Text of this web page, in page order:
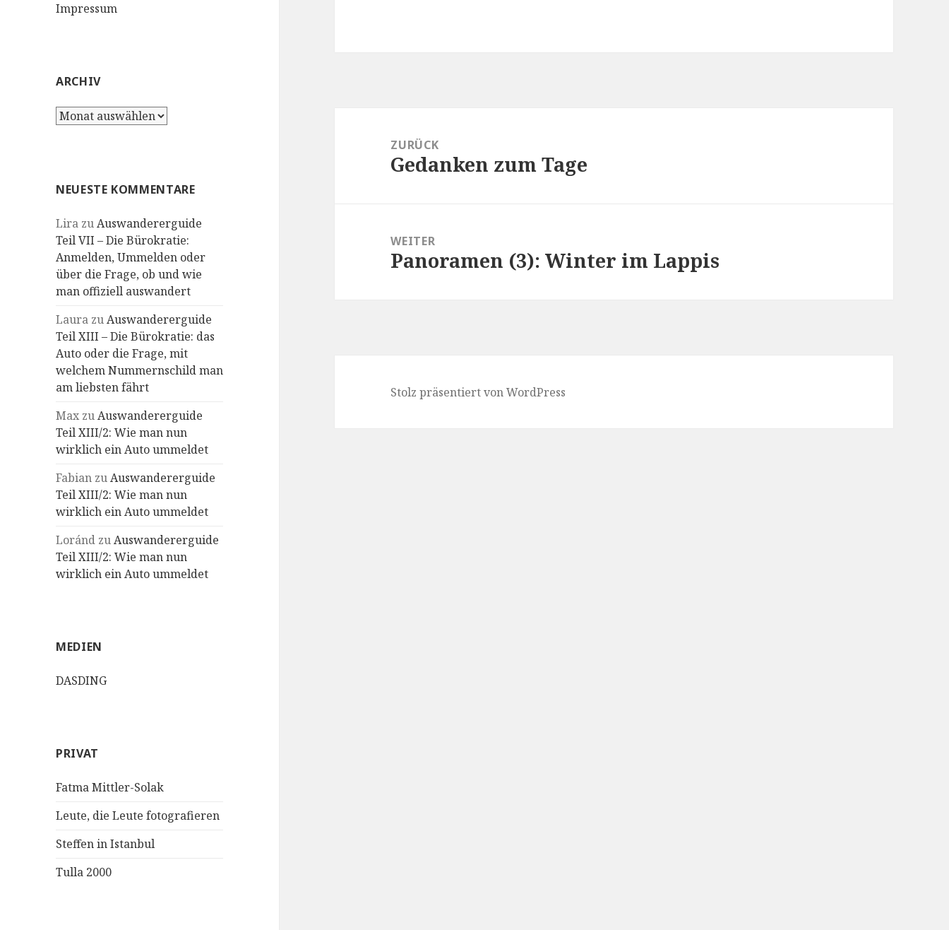
Impressum
ARCHIV
Archiv
NEUESTE KOMMENTARE
Lira zuAuswandererguide
Teil VII – Die Bürokratie:
Anmelden, Ummelden oder
über die Frage, ob und wie
man offiziell auswandert
Laura zuAuswandererguide
Teil XIII – Die Bürokratie: das
Auto oder die Frage, mit
welchem Nummernschild man
am liebsten fährt
Max zuAuswandererguide
Teil XIII/2: Wie man nun
wirklich ein Auto ummeldet
Fabian zuAuswandererguide
Teil XIII/2: Wie man nun
wirklich ein Auto ummeldet
Loránd zuAuswandererguide
Teil XIII/2: Wie man nun
wirklich ein Auto ummeldet
MEDIEN
DASDING
PRIVAT
Fatma Mittler-Solak
Leute, die Leute fotografieren
Steffen in Istanbul
Tulla 2000
ZURÜCK
Vorheriger
Gedanken zum Tage
WEITER
Nächster
Panoramen (3): Winter im Lappis
Stolz präsentiert von WordPress